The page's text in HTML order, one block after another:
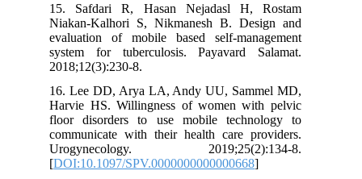
15. Safdari R, Hasan Nejadasl H, Rostam
Niakan-Kalhori S, Nikmanesh B. Design and
evaluation of mobile based self-management
system for tuberculosis. Payavard Salamat.
2018;12(3):230-8.
16. Lee DD, Arya LA, Andy UU, Sammel MD,
Harvie HS. Willingness of women with pelvic
floor disorders to use mobile technology to
communicate with their health care providers.
Urogynecology. 2019;25(2):134-8.
[DOI:10.1097/SPV.0000000000000668